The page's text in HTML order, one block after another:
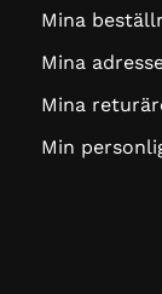
Mina
Mina
Mina
Min